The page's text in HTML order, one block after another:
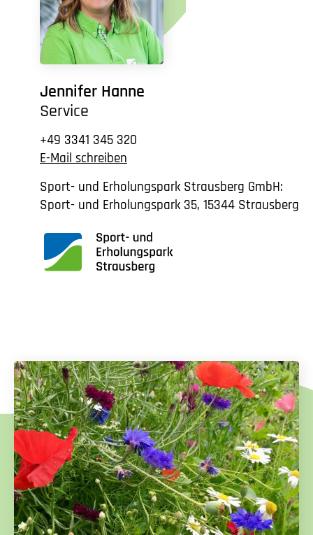
Jennifer Hanne
Service
+49 3341 345 320
E-Mail schreiben
Sport- und Erholungspark Strausberg GmbH:
Sport- und Erholungspark 35, 15344 Strausberg